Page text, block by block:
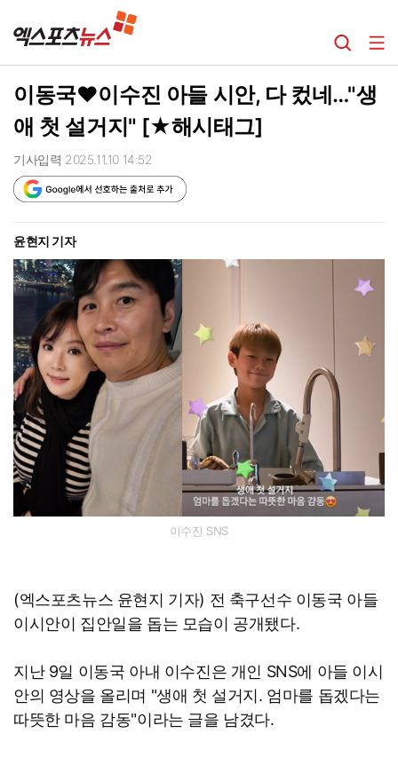
이동국♥이수진 아들 시안, 다 컸네…"생
애 첫 설거지" [★해시태그]
기사입력 2025.11.10 14:52
윤현지 기자
이수진 SNS
(엑스포츠뉴스 윤현지 기자) 전 축구선수 이동국 아들
이시안이 집안일을 돕는 모습이 공개됐다.
지난 9일 이동국 아내 이수진은 개인 SNS에 아들 이시
안의 영상을 올리며 "생애 첫 설거지. 엄마를 돕겠다는
따뜻한 마음 감동"이라는 글을 남겼다.